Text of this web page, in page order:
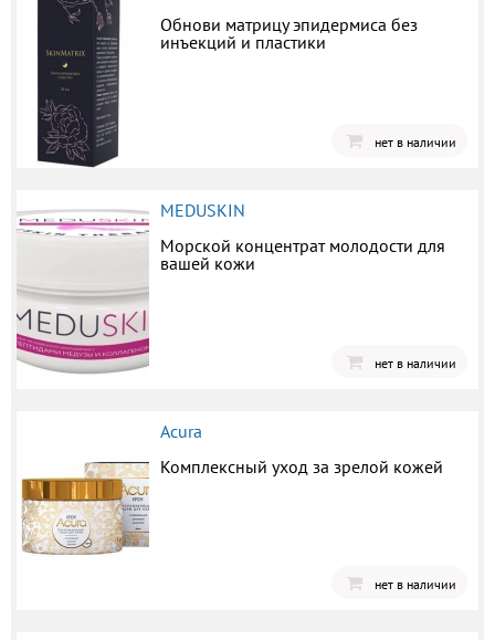
Обнови матрицу эпидермиса без
инъекций и пластики
нет в наличии
MEDUSKIN
Морской концентрат молодости для
вашей кожи
нет в наличии
Acura
Комплексный уход за зрелой кожей
нет в наличии